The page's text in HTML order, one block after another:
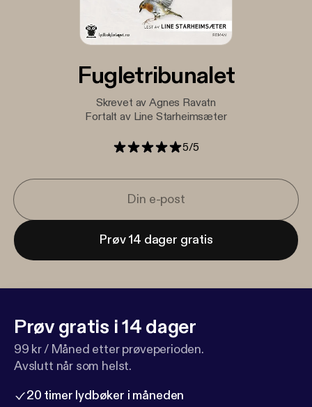
Fugletribunalet
Skrevet av Agnes Ravatn
Fortalt av Line Starheimsæter
5/5
Prøv 14 dager gratis
Prøv gratis i 14 dager
99 kr / Måned etter prøveperioden.
Avslutt når som helst.
20 timer lydbøker i måneden